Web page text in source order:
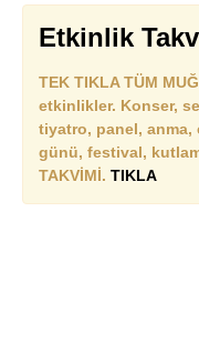
Etkinlik
TEK TIKLA TÜM
etkinlikler. Konser,
tiyatro, panel, anma,
günü, festival,
TAKVİMİ. TIKLA